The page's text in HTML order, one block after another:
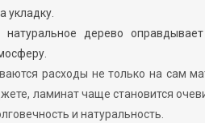
укладку.
дерево
расходы не только на сам
ламинат чаще становится
и натуральность.